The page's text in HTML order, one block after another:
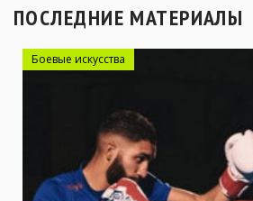
ПОСЛЕДНИЕ МАТЕРИАЛЫ
Боевые искусства